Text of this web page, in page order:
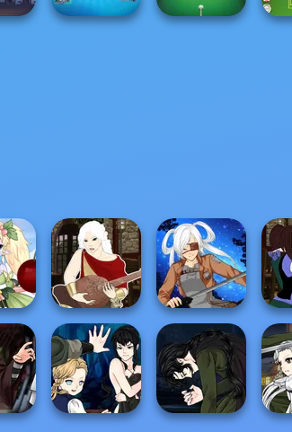
Manga Creator -
Fantasy World...
SNK Cosplayer